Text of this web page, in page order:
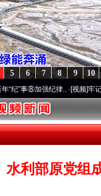
10
9
8
7
6
5
强纪律..·[视频]牢记初心使命
水利部原党组